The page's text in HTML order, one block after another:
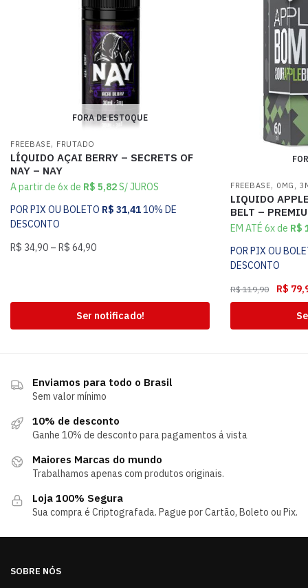
FORA DE ESTOQUE
FREEBASE, FRUTADO
LÍQUIDO AÇAI BERRY – SECRETS OF
NAY – NAY
A partir de 6x de R$ 5,82S/ JUROS
POR PIX OU BOLETO R$ 31,4110% DE
DESCONTO
R$ 34,90 – R$ 64,90
Ser notificado!
FREEBASE, 0MG,
LIQUIDO
BELT –
EM ATÉ 6x de R$
POR PIX OU
DESCONTO
R$119,90 R$
Enviamos para todo o Brasil
Sem valor mínimo
10% de desconto
Ganhe 10% de desconto para pagamentos á vista
Maiores Marcas do mundo
Trabalhamos apenas com produtos originais.
Loja 100% Segura
Sua compra é Criptografada. Pague por Cartão, Boleto ou Pix.
SOBRE NÓS